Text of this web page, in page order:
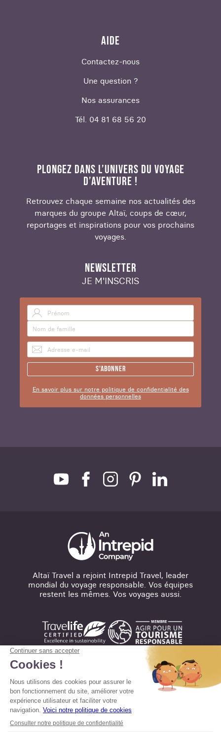
AIDE
Contactez-nous
Une question ?
Nos assurances
Tél. 04 81 68 56 20
PLONGEZ DANS L’UNIVERS DU VOYAGE
D’AVENTURE !
Retrouvez chaque semaine nos actualités des
marques du groupe Altaï, coups de cœur,
reportages et inspirations pour vos prochains
voyages.
NEWSLETTER
JE M'INSCRIS
S'abonner
En savoir plus sur notre politique de confidentialité des
données personnelles
Altaï Travel a rejoint Intrepid Travel, leader
mondial du voyage responsable. Vos équipes
restent les mêmes. Vos voyages aussi.